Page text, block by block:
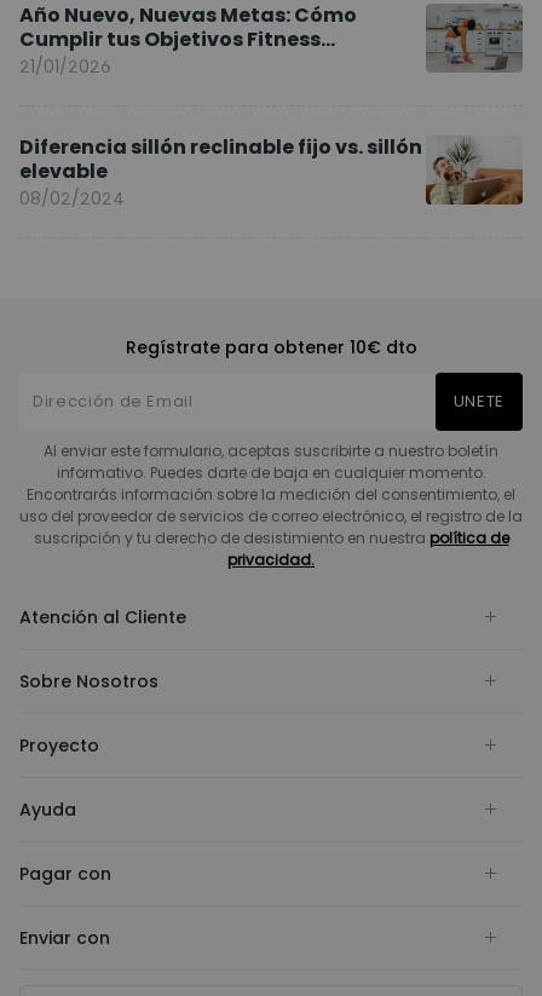
Año Nuevo, Nuevas Metas: Cómo
Cumplir tus Objetivos Fitness
Entrenando en Casa
21/01/2026
Diferencia sillón reclinable fijo vs. sillón
elevable
08/02/2024
Regístrate para obtener 10€ dto
UNETE
Al enviar este formulario, aceptas suscribirte a nuestro boletín
informativo. Puedes darte de baja en cualquier momento.
Encontrarás información sobre la medición del consentimiento, el
uso del proveedor de servicios de correo electrónico, el registro de la
suscripción y tu derecho de desistimiento en nuestra política de
privacidad.
Atención al Cliente
Sobre Nosotros
Proyecto
Ayuda
Pagar con
Enviar con